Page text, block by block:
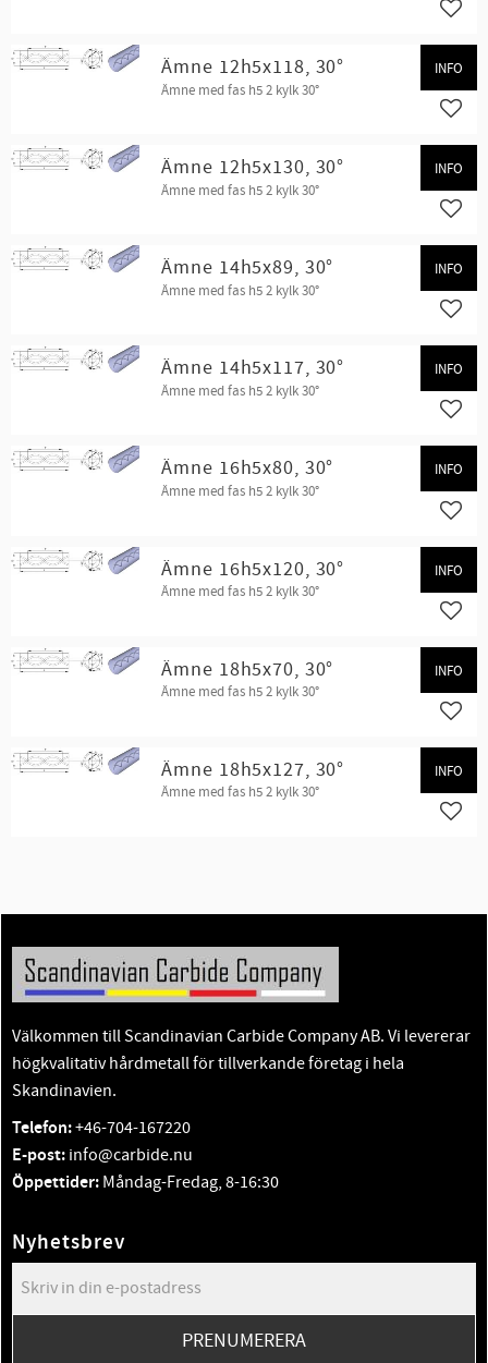
Ämne 12h5x118, 30°
Ämne med fas h5 2 kylk 30°
INFO
Ämne 12h5x130, 30°
Ämne med fas h5 2 kylk 30°
INFO
Ämne 14h5x89, 30°
Ämne med fas h5 2 kylk 30°
INFO
Ämne 14h5x117, 30°
Ämne med fas h5 2 kylk 30°
INFO
Ämne 16h5x80, 30°
Ämne med fas h5 2 kylk 30°
INFO
Ämne 16h5x120, 30°
Ämne med fas h5 2 kylk 30°
INFO
Ämne 18h5x70, 30°
Ämne med fas h5 2 kylk 30°
INFO
Ämne 18h5x127, 30°
Ämne med fas h5 2 kylk 30°
INFO
Välkommen till Scandinavian Carbide Company AB. Vi levererar
högkvalitativ hårdmetall för tillverkande företag i hela
Skandinavien.
Telefon:+46-704-167220
E-post: info@carbide.nu
Öppettider: Måndag-Fredag, 8-16:30
Nyhetsbrev
PRENUMERERA